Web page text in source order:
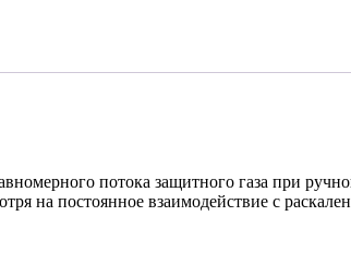
потока защитного газа при
на постоянное взаимодействие с